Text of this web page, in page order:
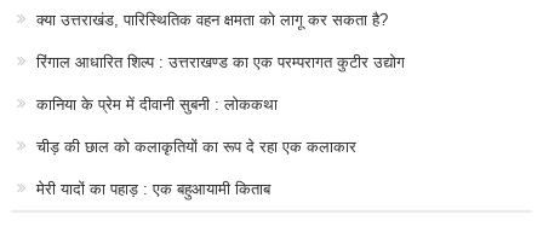
क्या उत्तराखंड, पारिस्थितिक वहन क्षमता को लागू कर सकता है?
रिंगाल आधारित शिल्प : उत्तराखण्ड का एक परम्परागत कुटीर उद्योग
कानिया के प्रेम में दीवानी सुबनी : लोककथा
चीड़ की छाल को कलाकृतियों का रूप दे रहा एक कलाकार
मेरी यादों का पहाड़ : एक बहुआयामी किताब